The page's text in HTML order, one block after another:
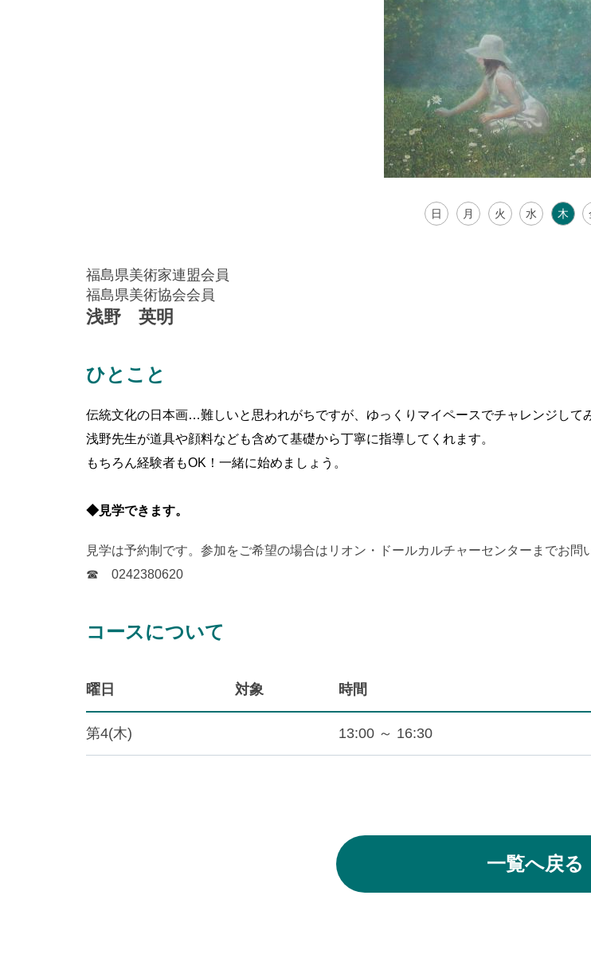
日 月 火 水 木
福島県美術家連盟会員
福島県美術協会会員
浅野 英明
ひとこと
伝統文化の日本画…難しいと思われがちですが、ゆっくりマイペースでチャレンジして
浅野先生が道具や顔料なども含めて基礎から丁寧に指導してくれます。
もちろん経験者もOK！一緒に始めましょう。
◆見学できます。
見学は予約制です。参加をご希望の場合はリオン・ドールカルチャーセンターまでお問
☎ 0242380620
コースについて
曜日 対象 時間
第4(木) 13:00 ～ 16:30
一覧へ戻る